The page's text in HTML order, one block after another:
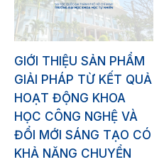
GIỚI THIỆU SẢN PHẨM
GIẢI PHÁP TỪ KẾT QUẢ
HOẠT ĐỘNG KHOA
HỌC CÔNG NGHỆ VÀ
ĐỔI MỚI SÁNG TẠO CÓ
KHẢ NĂNG CHUYỂN